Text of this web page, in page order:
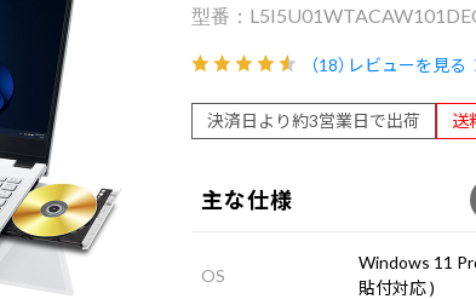
（18）レビューを見る
決済日より約3営業日で出荷 送
主な仕様
OS
Windows 11
貼付対応 )